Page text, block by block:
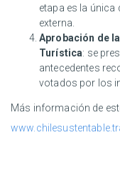
etapa es la única
externa.
Aprobación de
Turística: se
antecedentes
votados por los
Más información de